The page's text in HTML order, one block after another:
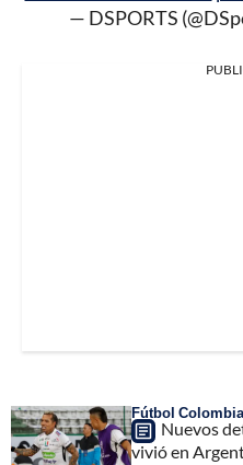
— DSPORTS
Fútbol
Nuevos
vivió en